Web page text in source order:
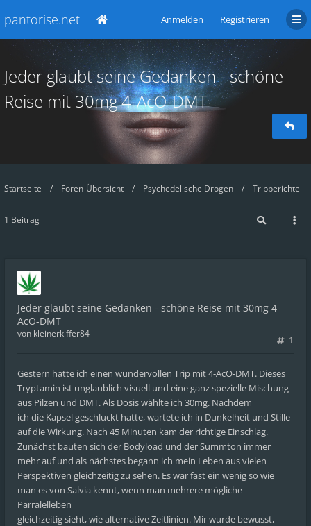
pantorise.net Anmelden Registrieren
Jeder glaubt seine Gedanken - schöne
Reise mit 30mg 4-AcO-DMT
Startseite Foren-Übersicht Psychedelische Drogen Tripberichte
1 Beitrag
Jeder glaubt seine Gedanken - schöne Reise mit 30mg 4-
AcO-DMT
1
von kleinerkiffer84
Gestern hatte ich einen wundervollen Trip mit 4-AcO-DMT. Dieses
Tryptamin ist unglaublich visuell und eine ganz spezielle Mischung
aus Pilzen und DMT. Als Dosis wählte ich 30mg. Nachdem
ich die Kapsel geschluckt hatte, wartete ich in Dunkelheit und Stille
auf die Wirkung. Nach 45 Minuten kam der richtige Einschlag.
Zunächst bauten sich der Bodyload und der Summton immer
mehr auf und als nächstes begann ich mein Leben aus vielen
Perspektiven gleichzeitig zu sehen. Es war fast ein wenig so wie
man es von Salvia kennt, wenn man mehrere mögliche
Parralelleben
gleichzeitig sieht, wie alternative Zeitlinien. Mir wurde bewusst,